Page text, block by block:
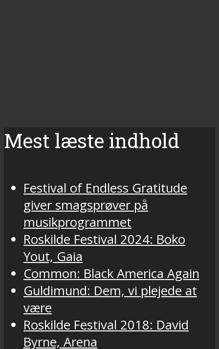
Mest læste indhold
Festival of Endless Gratitude
giver smagsprøver på
musikprogrammet
Roskilde Festival 2024: Boko
Yout, Gaia
Common: Black America Again
Guldimund: Dem, vi plejede at
være
Roskilde Festival 2018: David
Byrne, Arena